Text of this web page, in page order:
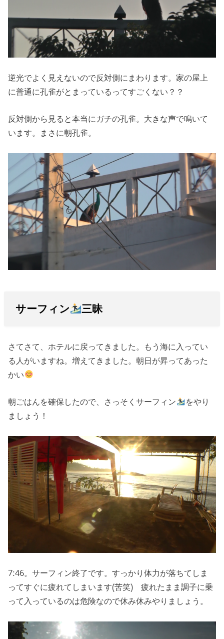
逆光でよく見えないので反対側にまわります。家の屋上
に普通に孔雀がとまっているってすごくない？？
反対側から見ると本当にガチの孔雀。大きな声で鳴いて
います。まさに朝孔雀。
サーフィン 三昧
さてさて、ホテルに戻ってきました。もう海に入ってい
る人がいますね。増えてきました。朝日が昇ってあった
かい
朝ごはんを確保したので、さっそくサーフィン
をやり
ましょう！
7:46。サーフィン終了です。すっかり体力が落ちてしま
ってすぐに疲れてしまいます(苦笑) 疲れたまま調子に乗
って入っているのは危険なので休み休みやりましょう。